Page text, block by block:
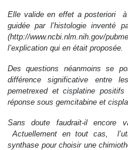
Elle valide en effet a posteriori
guidée par l’histologie inventé
(http://www.ncbi.nlm.nih.gov/
l’explication qui en était proposée.
Des questions néanmoins se
différence significative entre
pemetrexed et cisplatine
réponse sous gemcitabine et
Sans doute faudrait-il encore
Actuellement en tout cas,
synthase pour choisir une